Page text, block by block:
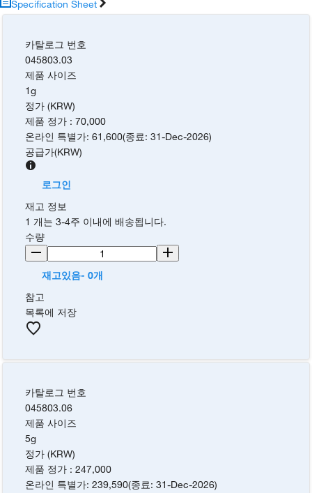
Specification Sheet
카탈로그 번호
045803.03
제품 사이즈
1g
정가 (KRW)
제품 정가 :70,000
온라인 특별가:61,600(종료:31-Dec-2026)
공급가(KRW)
로그인
재고 정보
1 개는 3-4주 이내에 배송됩니다.
수량
재고있음- 0개
참고
목록에 저장
카탈로그 번호
045803.06
제품 사이즈
5g
정가 (KRW)
제품 정가 :247,000
온라인 특별가:239,590(종료:31-Dec-2026)